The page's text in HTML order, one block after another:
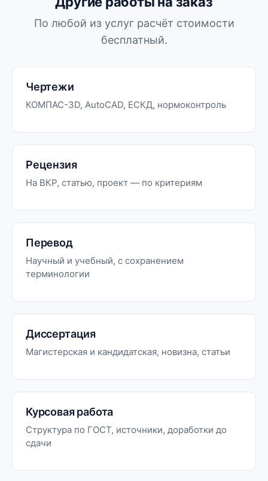
По любой из услуг расчёт стоимости
бесплатный.
Чертежи
КОМПАС-3D, AutoCAD, ЕСКД, нормоконтроль
Рецензия
На ВКР, статью, проект — по критериям
Перевод
Научный и учебный, с сохранением
терминологии
Диссертация
Магистерская и кандидатская, новизна, статьи
Курсовая работа
Структура по ГОСТ, источники, доработки до
сдачи